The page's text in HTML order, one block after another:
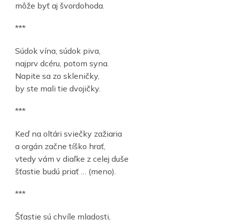
môže byť aj švordohoda.
***
Súdok vína, súdok piva,
najprv dcéru, potom syna.
Napite sa zo skleničky,
by ste mali tie dvojičky.
***
Keď na oltári sviečky zažiaria
a orgán začne tíško hrať,
vtedy vám v diaľke z celej duše
šťastie budú priať … (meno).
***
Šťastie sú chvíle mladosti,